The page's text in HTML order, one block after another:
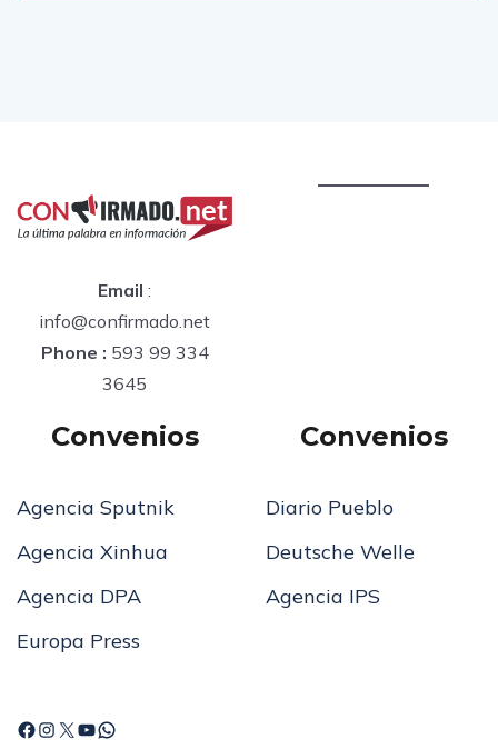
Email :
info@confirmado.net
Phone : 593 99 334
3645
Convenios
Agencia Sputnik
Agencia Xinhua
Agencia DPA
Europa Press
Convenios
Diario Pueblo
Deutsche Welle
Agencia IPS